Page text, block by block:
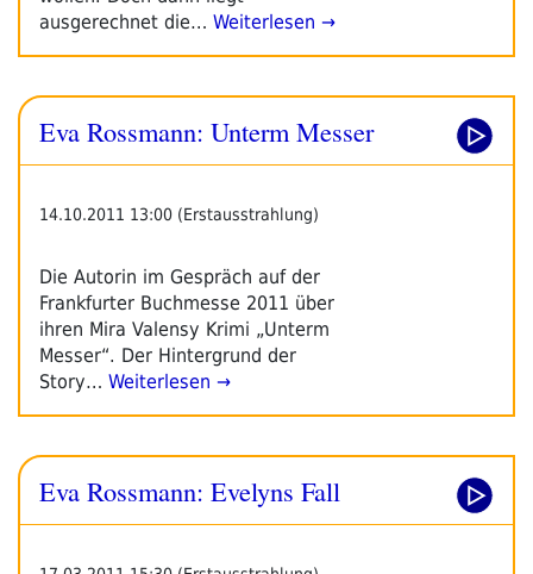
ausgerechnet die… Weiterlesen →
Eva Rossmann: Unterm Messer
14.10.2011 13:00 (Erstausstrahlung)
Die Autorin im Gespräch auf der
Frankfurter Buchmesse 2011 über
ihren Mira Valensy Krimi „Unterm
Messer“. Der Hintergrund der
Story… Weiterlesen →
Eva Rossmann: Evelyns Fall